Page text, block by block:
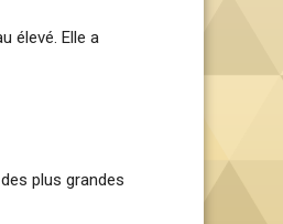
élevé. Elle a
plus grandes